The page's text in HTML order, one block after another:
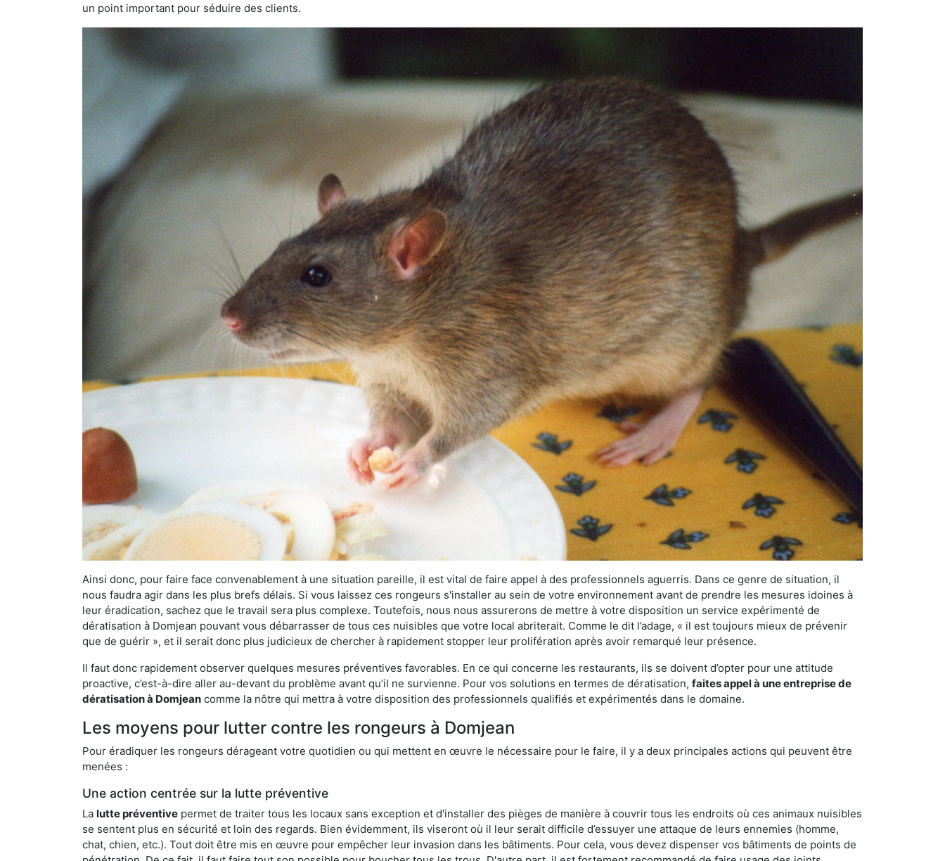
un point important pour séduire des clients.
Ainsi donc, pour faire face convenablement à une situation pareille, il est vital de faire appel à des professionnels aguerris. Dans ce genre de situation, il
nous faudra agir dans les plus brefs délais. Si vous laissez ces rongeurs s'installer au sein de votre environnement avant de prendre les mesures idoines à
leur éradication, sachez que le travail sera plus complexe. Toutefois, nous nous assurerons de mettre à votre disposition un service expérimenté de
dératisation à Domjean pouvant vous débarrasser de tous ces nuisibles que votre local abriterait. Comme le dit l’adage, « il est toujours mieux de prévenir
que de guérir », et il serait donc plus judicieux de chercher à rapidement stopper leur prolifération après avoir remarqué leur présence.
Il faut donc rapidement observer quelques mesures préventives favorables. En ce qui concerne les restaurants, ils se doivent d’opter pour une attitude
proactive, c’est-à-dire aller au-devant du problème avant qu’il ne survienne. Pour vos solutions en termes de dératisation, faites appel à une entreprise de
dératisation à Domjean comme la nôtre qui mettra à votre disposition des professionnels qualifiés et expérimentés dans le domaine.
Les moyens pour lutter contre les rongeurs à Domjean
Pour éradiquer les rongeurs dérageant votre quotidien ou qui mettent en œuvre le nécessaire pour le faire, il y a deux principales actions qui peuvent être
menées :
Une action centrée sur la lutte préventive
La lutte préventive permet de traiter tous les locaux sans exception et d'installer des pièges de manière à couvrir tous les endroits où ces animaux nuisibles
se sentent plus en sécurité et loin des regards. Bien évidemment, ils viseront où il leur serait difficile d’essuyer une attaque de leurs ennemies (homme,
chat, chien, etc.). Tout doit être mis en œuvre pour empêcher leur invasion dans les bâtiments. Pour cela, vous devez dispenser vos bâtiments de points de